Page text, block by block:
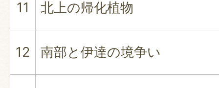
11 北上の帰化植物
12 南部と伊達の境争い